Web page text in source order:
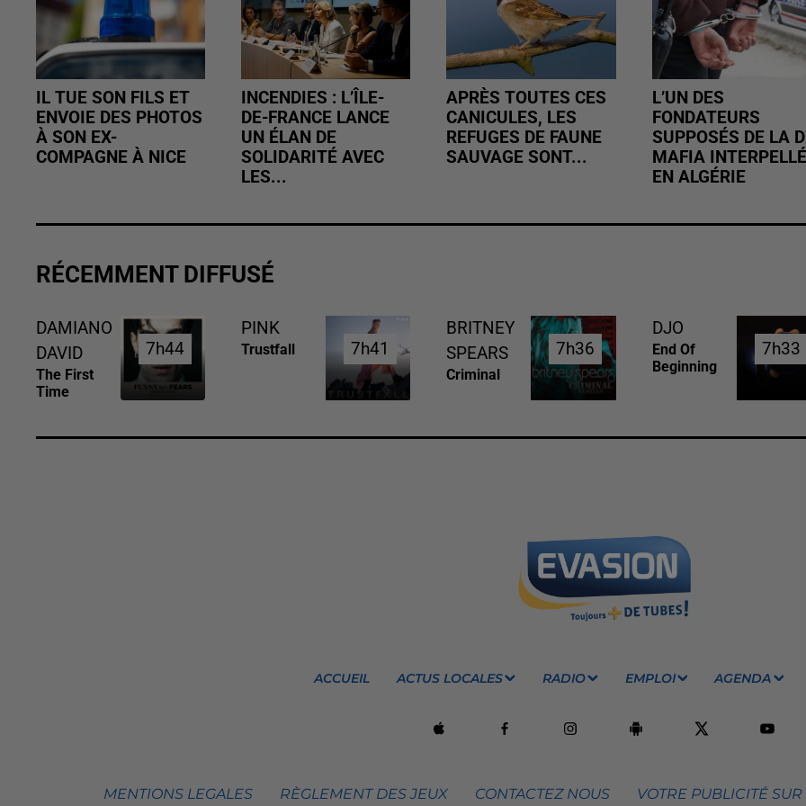
IL TUE SON FILS ET
ENVOIE DES PHOTOS
À SON EX-
COMPAGNE À NICE
INCENDIES : L’ÎLE-
DE-FRANCE LANCE
UN ÉLAN DE
SOLIDARITÉ AVEC
LES...
APRÈS TOUTES CES
CANICULES, LES
REFUGES DE FAUNE
SAUVAGE SONT...
L’UN DES
FONDATEURS
SUPPOSÉS DE LA
MAFIA INTERPELLÉ
EN ALGÉRIE
RÉCEMMENT DIFFUSÉ
DAMIANO
DAVID
The First
Time
7h44
7h44
PINK
Trustfall 7h41
7h41
BRITNEY
SPEARS
Criminal
7h36
7h36
DJO
End Of
Beginning
7h33
7h33
ACCUEIL ACTUS LOCALES RADIO EMPLOI AGENDA
MENTIONS LEGALES RÈGLEMENT DES JEUX CONTACTEZ NOUS VOTRE PUBLICITÉ